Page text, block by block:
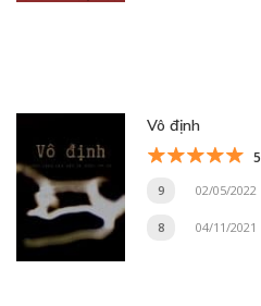
Vô định
5
9 02/05/2022
8 04/11/2021